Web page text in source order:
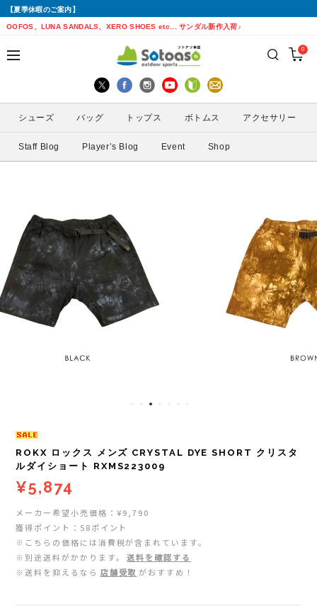
【夏季休暇のご案内】
OOFOS、LUNA SANDALS、XERO SHOES etc... サンダル新作入荷♪
戻る
シューズから探す
トレイルランニングシューズ
ランニングシューズ
戻る
トップスから探す
シェル・レインウェア
シャツ
戻る
ボトムスから探す
ショートパンツ
ロングパンツ
スパッツ
戻る
バッグから探す
トレランザック
バックパック
その他
戻る
アクセサリーから探す
キャップ・ハット
ソックス
アームカバー
ゲイター
サングラス
ストックポール
その他
戻る
ブランドから探す
ACTIVE YOHKAN(アクティブようかん)
ATHLETUNE(アスリチューン)
Enemoti(エネモチ)
HoneyAction(ハニーアクション)
KODA(コーダ)
PUREPALA(ピュアパラ)
SAMURAICHARGE Pro
SAMURAI GEL(サムライジェル)
Shonai Special(ショウナイスペシャル)
戻る
ブランドから探す
Amazfit(アマズフィット)
BAUERFEIND(バウアーファインド)
CHAORAS(チャオラス)
Clef(クレ)
Columbia・Montrail(コロンビア・モント
DYNAFIT(ディナフィット)
ELDORESO(エルドレッソ)
extremities (エクストリミティーズ)
FEELCAP(フィールキャップ)
戻る
性別から探す
レディース
0
シューズ バッグ トップス ボトムス アクセサリー
Staff Blog Player’s Blog Event Shop
ROKX ロックス メンズ CRYSTAL DYE SHORT クリスタ
ルダイショート RXMS223009
¥5,874
メーカー希望小売価格：¥9,790
獲得ポイント：58ポイント
※こちらの価格には消費税が含まれています。
※別途送料がかかります。
送料を確認する
※送料を抑えるなら 店舗受取 がおすすめ！